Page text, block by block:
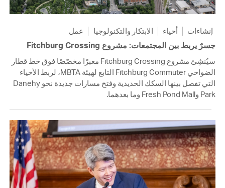
إنشاءات أحياء الابتكار والتكنولوجيا عمل
جسرٌ يربط بين المجتمعات: مشروع Fitchburg Crossing
سيُنشِئ مشروع Fitchburg Crossing معبرًا مخصّصًا فوق خط قطار
الضواحي Fitchburg Commuter التابع لهيئة MBTA، لربط الأحياء
التي تفصل بينها السكك الحديدية وفتح مسارات جديدة نحو Danehy
Park وFresh Pond Mall وما بعدهما.